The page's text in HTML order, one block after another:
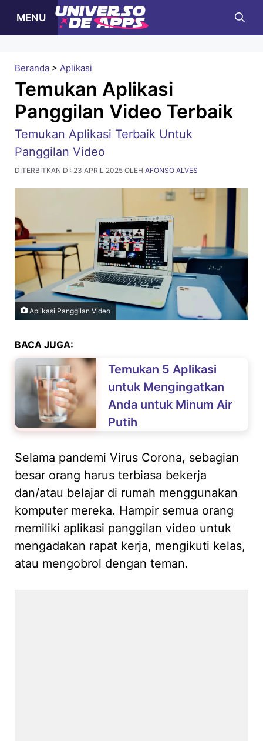
MENU
Beranda > Aplikasi
Temukan Aplikasi
Panggilan Video Terbaik
Temukan Aplikasi Terbaik Untuk
Panggilan Video
DITERBITKAN DI: 23 APRIL 2025 OLEH AFONSO ALVES
Aplikasi Panggilan Video
BACA JUGA:
Temukan 5 Aplikasi
untuk Mengingatkan
Anda untuk Minum Air
Putih
Selama pandemi Virus Corona, sebagian
besar orang harus terbiasa bekerja
dan/atau belajar di rumah menggunakan
komputer mereka. Hampir semua orang
memiliki aplikasi panggilan video untuk
mengadakan rapat kerja, mengikuti kelas,
atau mengobrol dengan teman.